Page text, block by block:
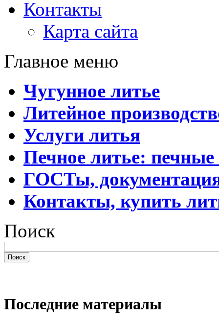
Контакты
Карта сайта
Главное меню
Чугунное литье
Литейное
Услуги литья
Печное литье:
ГОСТы,
Контакты, купить
Поиск
Поиск
Последние материалы